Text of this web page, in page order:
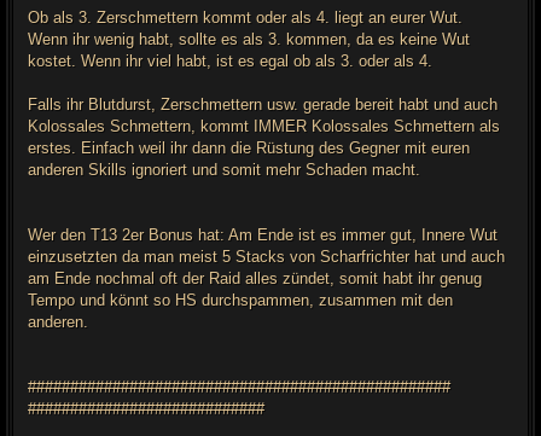
Ob als 3. Zerschmettern kommt oder als 4. liegt an eurer Wut.
Wenn ihr wenig habt, sollte es als 3. kommen, da es keine Wut
kostet. Wenn ihr viel habt, ist es egal ob als 3. oder als 4.
Falls ihr Blutdurst, Zerschmettern usw. gerade bereit habt und auch
Kolossales Schmettern, kommt IMMER Kolossales Schmettern als
erstes. Einfach weil ihr dann die Rüstung des Gegner mit euren
anderen Skills ignoriert und somit mehr Schaden macht.
Wer den T13 2er Bonus hat: Am Ende ist es immer gut, Innere Wut
einzusetzten da man meist 5 Stacks von Scharfrichter hat und auch
am Ende nochmal oft der Raid alles zündet, somit habt ihr genug
Tempo und könnt so HS durchspammen, zusammen mit den
anderen.
##################################################
############################